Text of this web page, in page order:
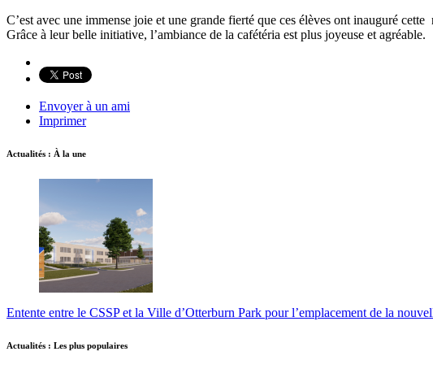
C’est avec une immense joie et une grande fierté que ces élèves ont inauguré
Grâce à leur belle initiative, l’ambiance de la cafétéria est plus joyeuse et agréable.
Envoyer à un ami
Imprimer
Actualités : À la une
Entente entre le CSSP et la Ville d’Otterburn Park pour l’emplacement de la
Actualités : Les plus populaires